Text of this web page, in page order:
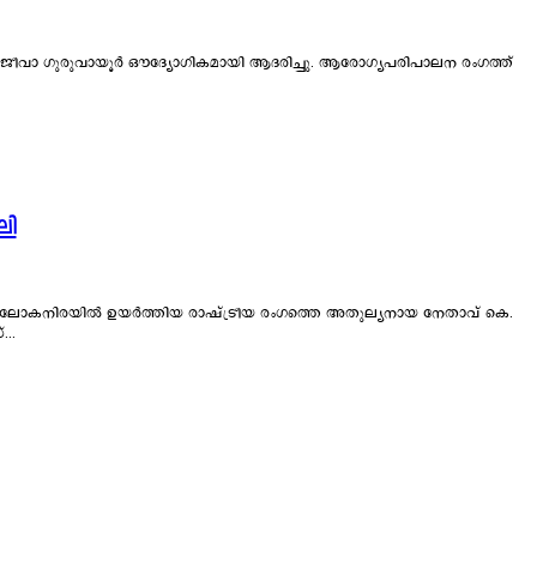
ഗുരുവായൂർ ഔദ്യോഗികമായി ആദരിച്ചു. ആരോഗ്യപരിപാലന രംഗത്ത്